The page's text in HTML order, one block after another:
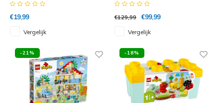
€19,99
Vergelijk
€129,99
€99,99
Vergelijk
-21% -18%